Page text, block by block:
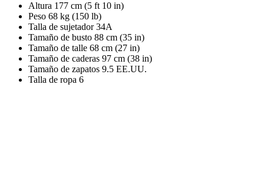
Altura 177 cm (5 ft 10 in)
Peso 68 kg (150 lb)
Talla de sujetador 34A
Tamaño de busto 88 cm (35 in)
Tamaño de talle 68 cm (27 in)
Tamaño de caderas 97 cm (38 in)
Tamaño de zapatos 9.5 EE.UU.
Talla de ropa 6